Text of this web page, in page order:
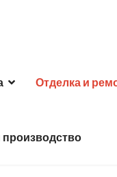
Отделка и